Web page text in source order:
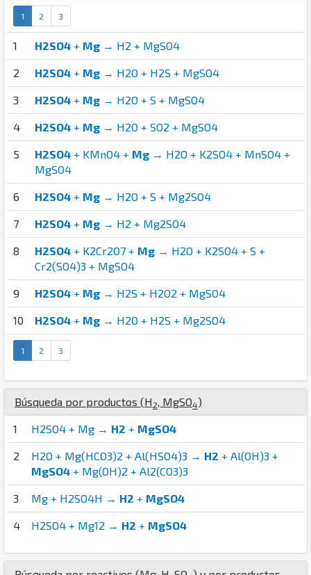
1 2 3
1 H2SO4 + Mg → H2 + MgSO4
2 H2SO4 + Mg → H2O + H2S + MgSO4
3 H2SO4 + Mg → H2O + S + MgSO4
4 H2SO4 + Mg → H2O + SO2 + MgSO4
5 H2SO4 + KMnO4 + Mg → H2O + K2SO4 + MnSO4 +
MgSO4
6 H2SO4 + Mg → H2O + S + Mg2SO4
7 H2SO4 + Mg → H2 + Mg2SO4
8 H2SO4 + K2Cr2O7 + Mg → H2O + K2SO4 + S +
Cr2(SO4)3 + MgSO4
9 H2SO4 + Mg → H2S + H2O2 + MgSO4
10 H2SO4 + Mg → H2O + H2S + Mg2SO4
1 2 3
Búsqueda por productos (H 2 MgSO4)
1 H2SO4 + Mg → H2 + MgSO4
2 H2O + Mg(HCO3)2 + Al(HSO4)3 → H2 + Al(OH)3 +
MgSO4 + Mg(OH)2 + Al2(CO3)3
3 Mg + H2SO4H → H2 + MgSO4
4 H2SO4 + Mg12 → H2 + MgSO4